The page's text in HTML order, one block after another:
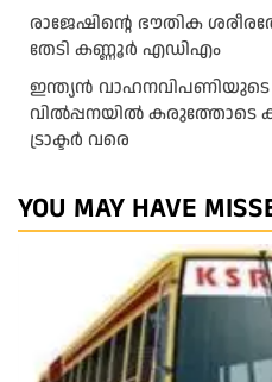
രാജേഷിന്റെ ഭൗതിക
തേടി കണ്ണൂർ എഡിഎം
ഇന്ത്യൻ വാഹനവിപണിയുടെ
വിൽപ്പനയിൽ
ട്രാക്ടർ വരെ
YOU MAY HAVE